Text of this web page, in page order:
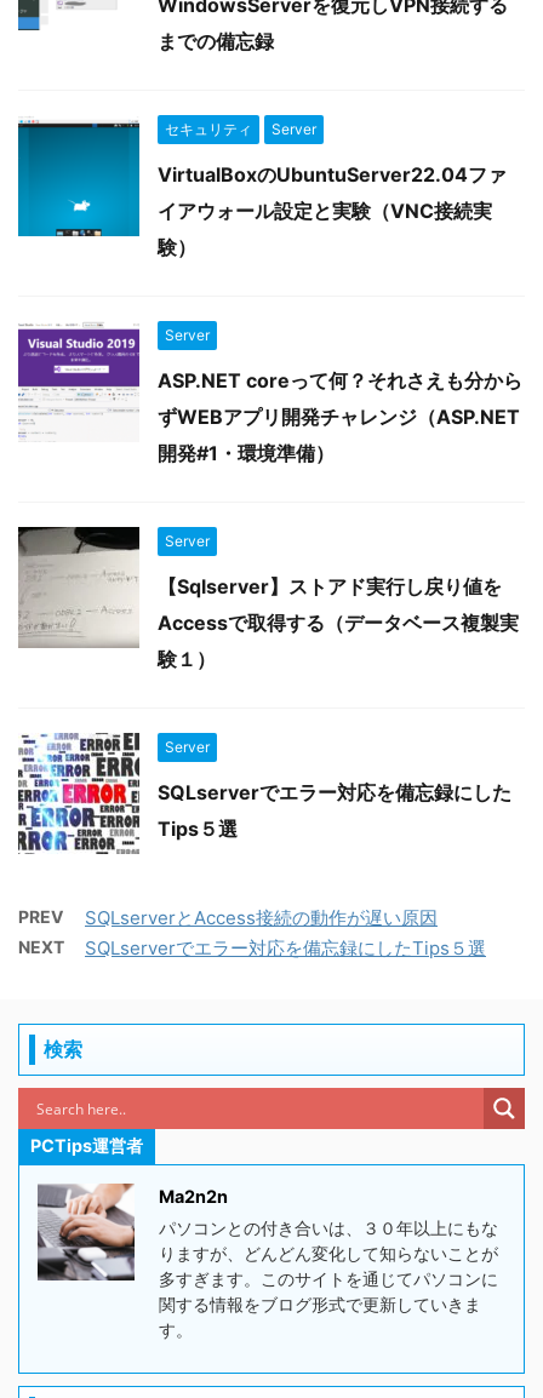
WindowsServerを復元しVPN接続する
までの備忘録
セキュリティ Server
VirtualBoxのUbuntuServer22.04ファ
イアウォール設定と実験（VNC接続実
験）
Server
ASP.NET coreって何？それさえも分から
ずWEBアプリ開発チャレンジ（ASP.NET
開発#1・環境準備）
Server
【Sqlserver】ストアド実行し戻り値を
Accessで取得する（データベース複製実
験１）
Server
SQLserverでエラー対応を備忘録にした
Tips５選
PREV SQLserverとAccess接続の動作が遅い原因
NEXT SQLserverでエラー対応を備忘録にしたTips５選
検索
PCTips運営者
Ma2n2n
パソコンとの付き合いは、３０年以上にもな
りますが、どんどん変化して知らないことが
多すぎます。このサイトを通じてパソコンに
関する情報をブログ形式で更新していきま
す。